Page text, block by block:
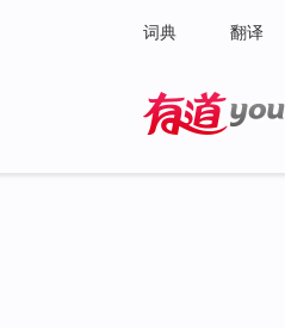
词典 翻译